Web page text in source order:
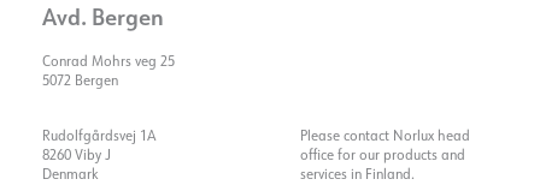
Avd. Bergen
Conrad Mohrs veg 25
5072 Bergen
Rudolfgårdsvej 1A
8260 Viby J
Denmark
Please contact Norlux head
office for our products and
services in Finland.